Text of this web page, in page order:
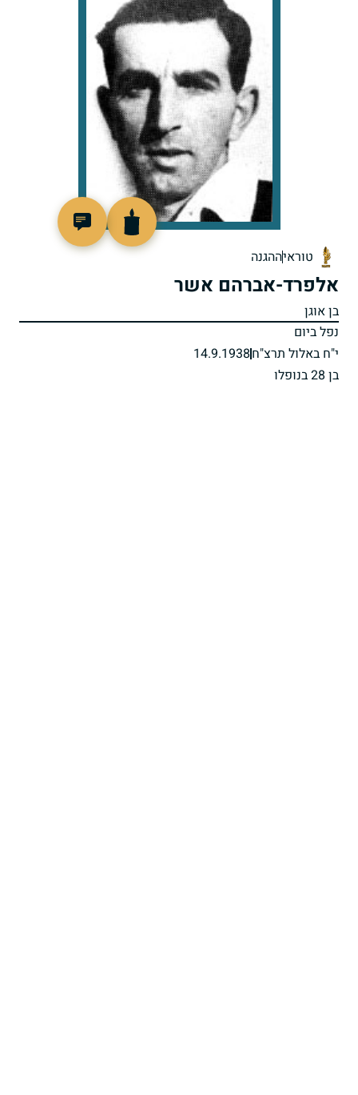
טוראיההגנה
אלפרד-אברהם אשר
בן אוגן
נפל ביום
י"ח באלול תרצ"ח14.9.1938
בן 28 בנופלו